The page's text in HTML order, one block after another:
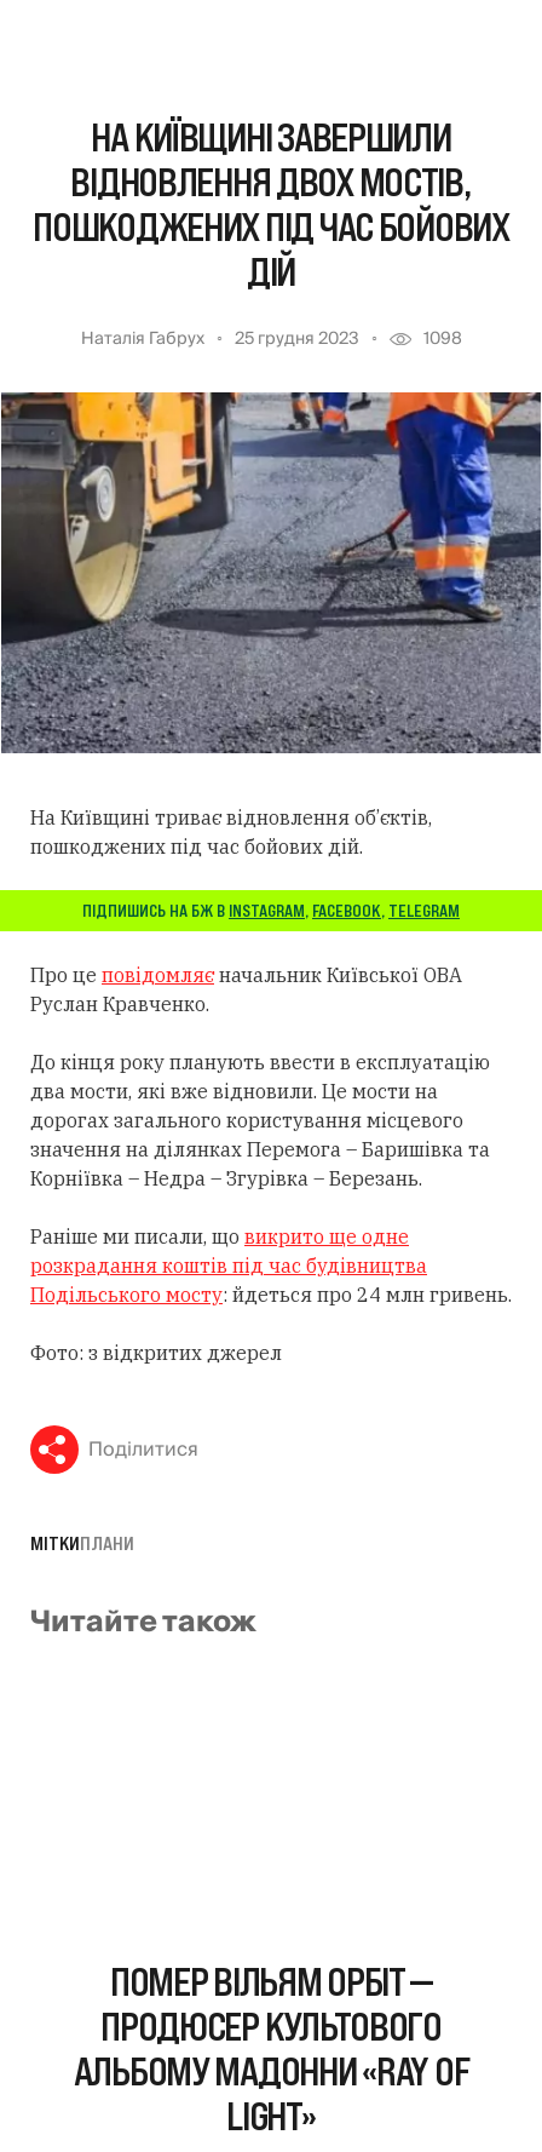
НА КИЇВЩИНІ ЗАВЕРШИЛИ
ВІДНОВЛЕННЯ ДВОХ МОСТІВ,
ПОШКОДЖЕНИХ ПІД ЧАС БОЙОВИХ
ДІЙ
Наталія Габрух 25 грудня 2023 1098
На Київщині триває відновлення об’єктів,
пошкоджених під час бойових дій.
ПІДПИШИСЬ НА БЖ В INSTAGRAM, FACEBOOK, TELEGRAM
Про це повідомляєначальник Київської ОВА
Руслан Кравченко.
До кінця року планують ввести в експлуатацію
два мости, які вже відновили. Це мости на
дорогах загального користування місцевого
значення на ділянках Перемога – Баришівка та
Корніївка – Недра – Згурівка – Березань.
Раніше ми писали, що викрито ще одне
розкрадання коштів під час будівництва
Подільського мосту: йдеться про 24 млн гривень.
Фото: з відкритих джерел
Поділитися
МІТКИПЛАНИ
Читайте також
ПОМЕР ВІЛЬЯМ ОРБІТ —
ПРОДЮСЕР КУЛЬТОВОГО
АЛЬБОМУ МАДОННИ «RAY OF
LIGHT»